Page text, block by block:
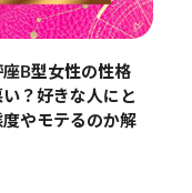
座B型女性の性格
い？好きな人にと
度やモテるのか解